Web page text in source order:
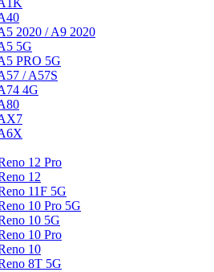
2020 / A9 2020
5G
PRO 5G
/ A57S
4G
12 Pro
12
11F 5G
10 Pro 5G
10 5G
10 Pro
10
8T 5G